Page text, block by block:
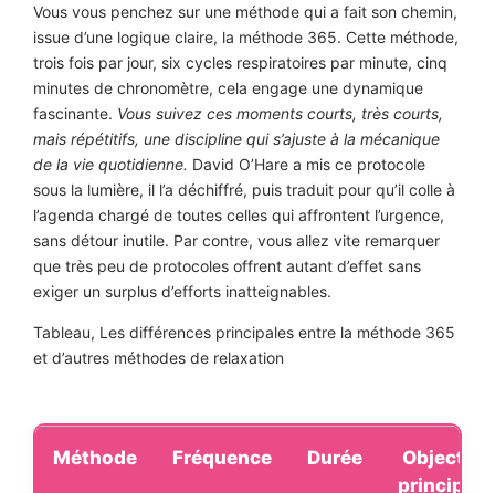
Vous vous penchez sur une méthode qui a fait son chemin,
issue d’une logique claire, la méthode 365. Cette méthode,
trois fois par jour, six cycles respiratoires par minute, cinq
minutes de chronomètre, cela engage une dynamique
fascinante. Vous suivez ces moments courts, très courts,
mais répétitifs, une discipline qui s’ajuste à la mécanique
de la vie quotidienne. David O’Hare a mis ce protocole
sous la lumière, il l’a déchiffré, puis traduit pour qu’il colle à
l’agenda chargé de toutes celles qui affrontent l’urgence,
sans détour inutile. Par contre, vous allez vite remarquer
que très peu de protocoles offrent autant d’effet sans
exiger un surplus d’efforts inatteignables.
Tableau, Les différences principales entre la méthode 365
et d’autres méthodes de relaxation
Méthode Fréquence Durée
Objectif
principal